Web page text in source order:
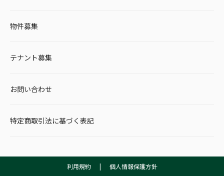
物件募集
テナント募集
お問い合わせ
特定商取引法に基づく表記
利用規約 | 個人情報保護方針